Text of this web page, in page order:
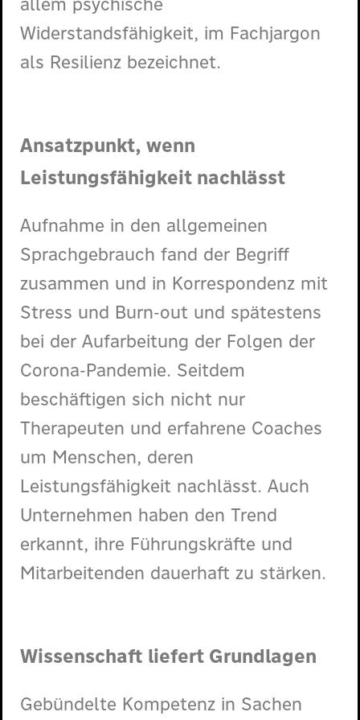
Widerstandsfähigkeit, im Fachjargon
als Resilienz bezeichnet.
Ansatzpunkt, wenn
Leistungsfähigkeit nachlässt
Aufnahme in den allgemeinen
Sprachgebrauch fand der Begriff
zusammen und in Korrespondenz mit
Stress und Burn-out und spätestens
bei der Aufarbeitung der Folgen der
Corona-Pandemie. Seitdem
beschäftigen sich nicht nur
Therapeuten und erfahrene Coaches
um Menschen, deren
Leistungsfähigkeit nachlässt. Auch
Unternehmen haben den Trend
erkannt, ihre Führungskräfte und
Mitarbeitenden dauerhaft zu stärken.
Wissenschaft liefert Grundlagen
Gebündelte Kompetenz in Sachen